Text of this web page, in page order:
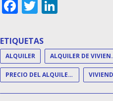
Facebook
Twitter
ETIQUETAS
ALQUILER
PRECIO DEL ALQUILER DE VIVIENDA